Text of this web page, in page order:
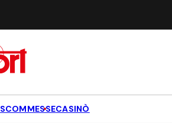
SCOMMESSECASINÒ